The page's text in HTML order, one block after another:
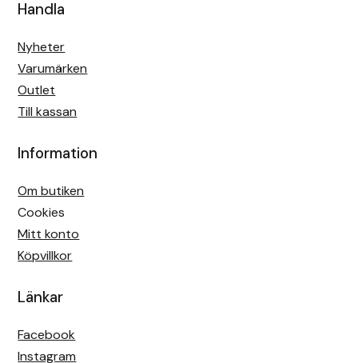
Handla
Nyheter
Varumärken
Outlet
Till kassan
Information
Om butiken
Cookies
Mitt konto
Köpvillkor
Länkar
Facebook
Instagram